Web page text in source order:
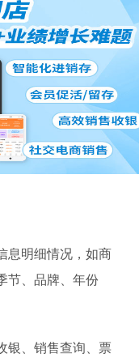
明细情况，如商
节、品牌、年份
、销售查询、票